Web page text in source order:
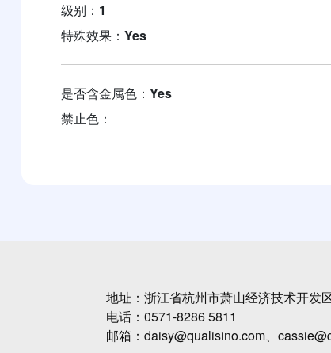
级别： 1
特殊效果： Yes
是否含金属色： Yes
禁止色：
地址：浙江省杭州市萧山经济技术开发
电话：0571-8286 5811
邮箱：daisy@qualisino.com、